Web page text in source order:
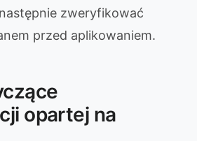
zweryfikować
przed aplikowaniem.
opartej na